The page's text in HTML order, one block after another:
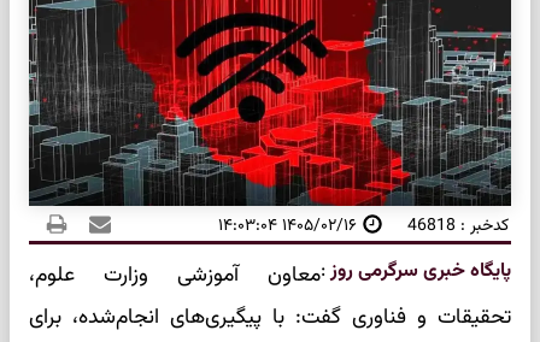
کدخبر : 46818 ۱۴۰۵/۰۲/۱۶ ۱۴:۰۳:۰۴
پایگاه خبری سرگرمی روز:معاون آموزشی وزارت علوم،
تحقیقات و فناوری گفت: با پیگیری‌های انجام‌شده، برای